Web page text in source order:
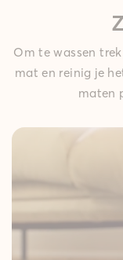
Om te wassen
mat en reinig je
maten